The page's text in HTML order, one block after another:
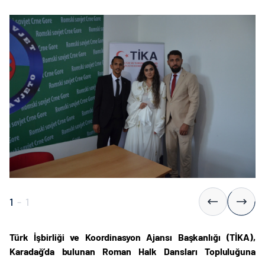
1 - 1
Türk İşbirliği ve Koordinasyon Ajansı Başkanlığı (TİKA),
Karadağ’da bulunan Roman Halk Dansları Topluluğuna